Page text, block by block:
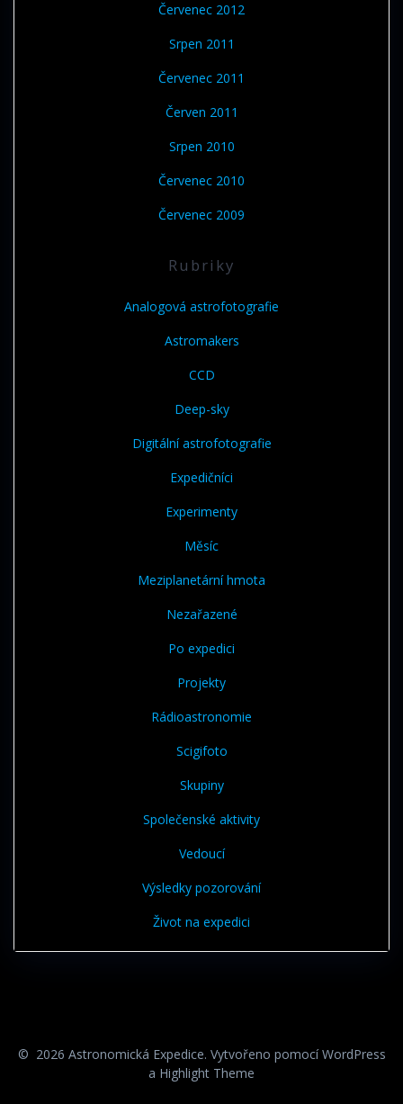
Červenec 2012
Srpen 2011
Červenec 2011
Červen 2011
Srpen 2010
Červenec 2010
Červenec 2009
Rubriky
Analogová astrofotografie
Astromakers
CCD
Deep-sky
Digitální astrofotografie
Expedičníci
Experimenty
Měsíc
Meziplanetární hmota
Nezařazené
Po expedici
Projekty
Rádioastronomie
Scigifoto
Skupiny
Společenské aktivity
Vedoucí
Výsledky pozorování
Život na expedici
© 2026 Astronomická Expedice. Vytvořeno pomocí WordPress
a Highlight Theme